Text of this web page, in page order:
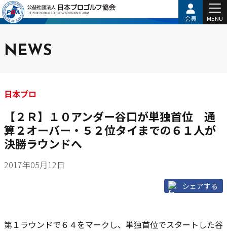
会員 MENU
NEWS
日本プロ
【２Ｒ】１０アンダー谷口が単独首位 通
算２オーバー・５２位タイまでの６１人が
決勝ラウンドへ
2017年05月12日
シェアする
第１ラウンドで６４をマークし、単独首位でスタートした谷